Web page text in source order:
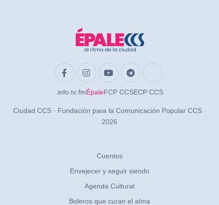
.info .tv .fmÉpaleFCP CCSECP CCS
Ciudad CCS · Fundación para la Comunicación Popular CCS ·
2026
Cuentos
Envejecer y seguir siendo
Agenda Cultural
Boleros que curan el alma